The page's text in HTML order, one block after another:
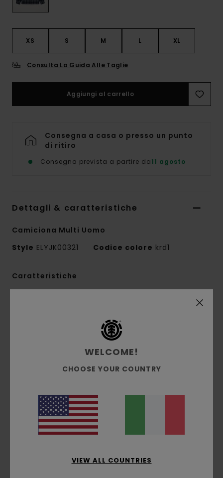
XS S M L XL
Consulta La Guida Alle Taglie
Aggiungi al carrello
Consegna a casa o presso un punto
di ritiro
Consegna prevista a partire da11 agosto
Dettagli & caratteristiche
Camiciona Multi Uomo
Style ELYJK00321 Codice colore krd1
Caratteristiche
poliestere grs riciclato
Costruzione del tessuto:
Vestibilità: vestibilità rilassata
tasche laterali con cucitura interna
Altre caratteristiche:
Composizione[Tessuto principale] 80%
WELCOME!
CHOOSE YOUR COUNTRY
VIEW ALL COUNTRIES